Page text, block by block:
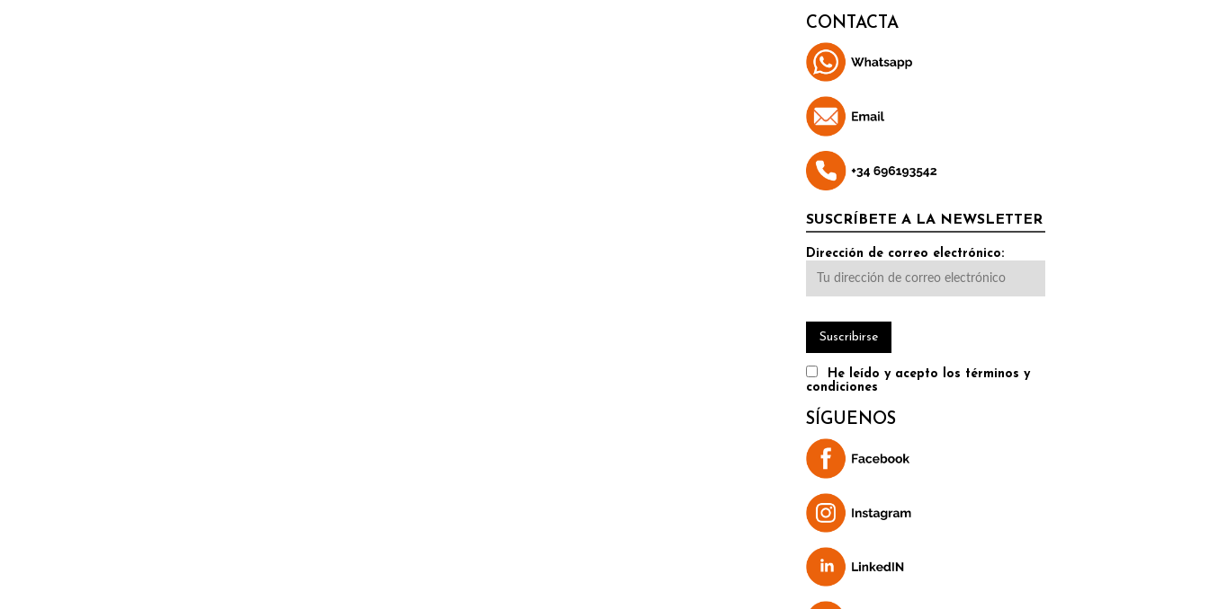
CONTACTA
SUSCRÍBETE A LA NEWSLETTER
Dirección de correo electrónico:
He leído y acepto los términos y
condiciones
SÍGUENOS